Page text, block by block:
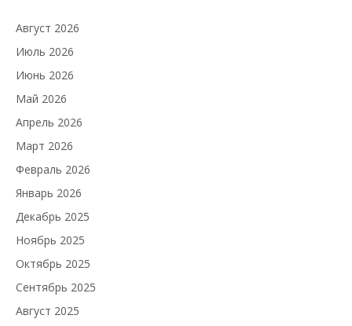
Август 2026
Июль 2026
Июнь 2026
Май 2026
Апрель 2026
Март 2026
Февраль 2026
Январь 2026
Декабрь 2025
Ноябрь 2025
Октябрь 2025
Сентябрь 2025
Август 2025